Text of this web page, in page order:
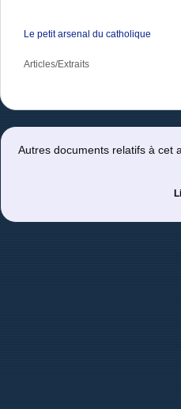
Le petit arsenal du catholique
Articles/Extraits
Autres documents relatifs à cet